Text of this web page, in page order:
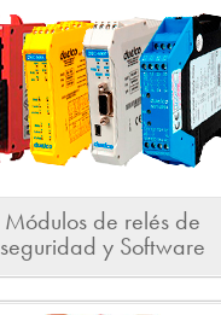
Módulos de relés de
seguridad y Software